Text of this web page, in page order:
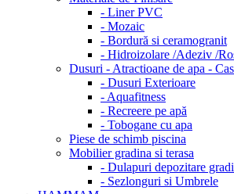
- Liner PVC
- Mozaic
- Bordură si ceramogranit
- Hidroizolare /Adeziv /
Dusuri - Atractioane de apa -
- Dusuri Exterioare
- Aquafitness
- Recreere pe apă
- Tobogane cu apa
Piese de schimb piscina
Mobilier gradina si terasa
- Dulapuri depozitare
- Sezlonguri si Umbrele